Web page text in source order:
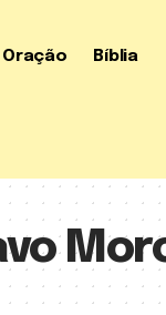
Oração Bíblia